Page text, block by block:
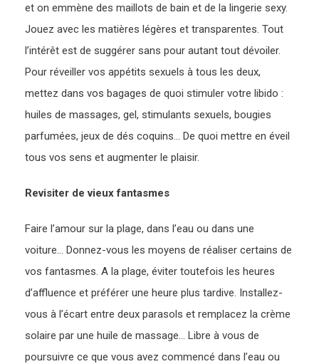
et on emmène des maillots de bain et de la lingerie sexy.
Jouez avec les matières légères et transparentes. Tout
l’intérêt est de suggérer sans pour autant tout dévoiler.
Pour réveiller vos appétits sexuels à tous les deux,
mettez dans vos bagages de quoi stimuler votre libido :
huiles de massages, gel, stimulants sexuels, bougies
parfumées, jeux de dés coquins… De quoi mettre en éveil
tous vos sens et augmenter le plaisir.
Revisiter de vieux fantasmes
Faire l’amour sur la plage, dans l’eau ou dans une
voiture… Donnez-vous les moyens de réaliser certains de
vos fantasmes. A la plage, éviter toutefois les heures
d’affluence et préférer une heure plus tardive. Installez-
vous à l’écart entre deux parasols et remplacez la crème
solaire par une huile de massage… Libre à vous de
poursuivre ce que vous avez commencé dans l’eau ou